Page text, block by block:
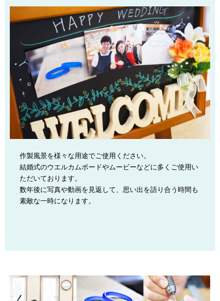
作製風景を様々な用途でご使用ください。
結婚式のウエルカムボードやムービーなどに多くご使用い
ただいております。
数年後に写真や動画を見返して、思い出を語り合う時間も
素敵な一時になります。